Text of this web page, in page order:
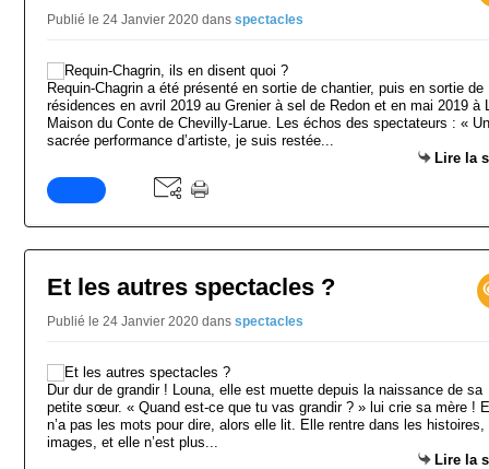
Publié le 24 Janvier 2020 dans spectacles
Requin-Chagrin a été présenté en sortie de chantier, puis en sortie de
résidences en avril 2019 au Grenier à sel de Redon et en mai 2019 à
Maison du Conte de Chevilly-Larue. Les échos des spectateurs : «
sacrée performance d’artiste, je suis restée...
Lire la
Et les autres spectacles ?
Publié le 24 Janvier 2020 dans spectacles
Dur dur de grandir ! Louna, elle est muette depuis la naissance de sa
petite sœur. « Quand est-ce que tu vas grandir ? » lui crie sa mère !
n’a pas les mots pour dire, alors elle lit. Elle rentre dans les histoires,
images, et elle n’est plus...
Lire la